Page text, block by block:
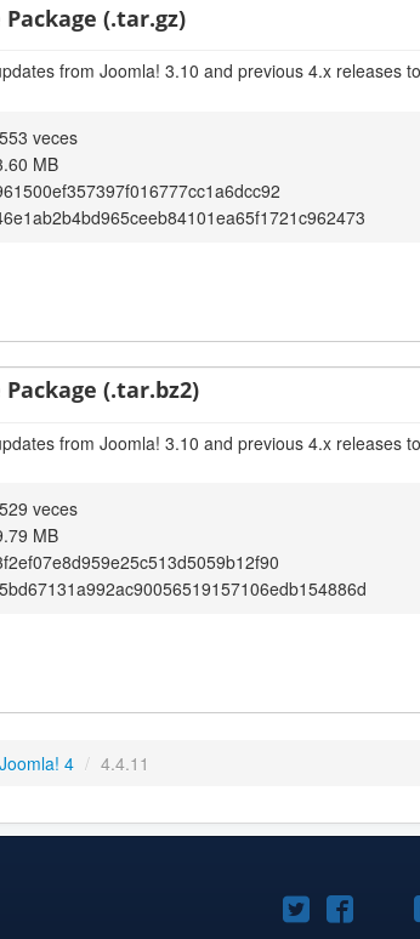
(.tar.gz)
from Joomla! 3.10 and previous 4.x releases
veces
MB
(.tar.bz2)
from Joomla! 3.10 and previous 4.x releases
veces
MB
Joomla! 4 / 4.4.11
Joomla!